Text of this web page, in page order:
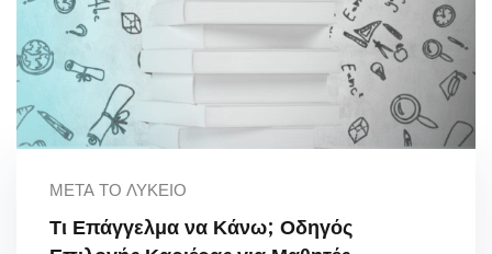
ΜΕΤΆ ΤΟ ΛΎΚΕΙΟ
Τι Επάγγελμα να Κάνω; Οδηγός